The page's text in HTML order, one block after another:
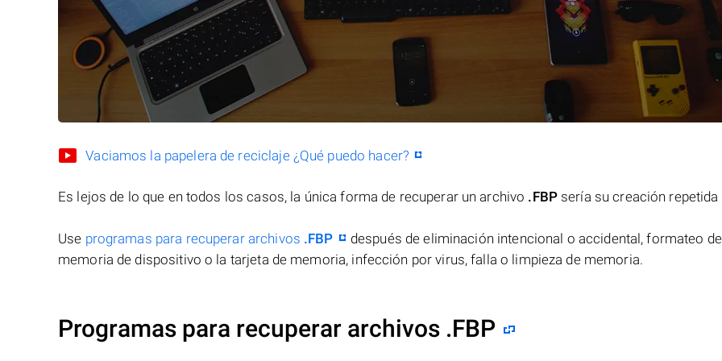
Vaciamos la papelera de reciclaje ¿Qué puedo hacer?
Es lejos de lo que en todos los casos, la única forma de recuperar un archivo .FBPsería su creación repetida
Use programas para recuperar archivos .FBP
después de eliminación intencional o accidental, formateo
memoria de dispositivo o la tarjeta de memoria, infección por virus, falla o limpieza de memoria.
Programas para recuperar archivos .FBP